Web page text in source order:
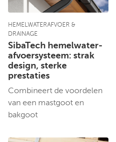
HEMELWATERAFVOER &
DRAINAGE
SibaTech hemelwater-
afvoersysteem: strak
design, sterke
prestaties
Combineert de voordelen
van een mastgoot en
bakgoot